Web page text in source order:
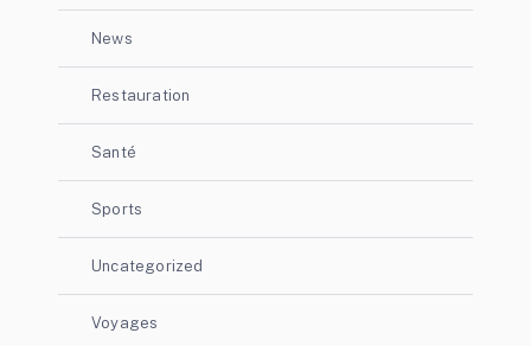
News
Restauration
Santé
Sports
Uncategorized
Voyages